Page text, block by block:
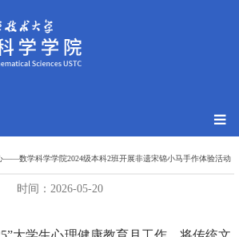
——数学科学学院2024级本科2班开展非遗宋锦小马手作体验活动
时间：2026-05-20